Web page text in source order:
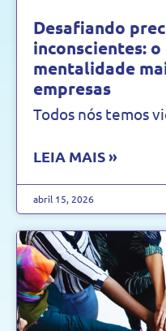
Desafiando
inconscientes:
mentalidade
empresas
Todos nós temos
LEIA MAIS »
abril 15, 2026